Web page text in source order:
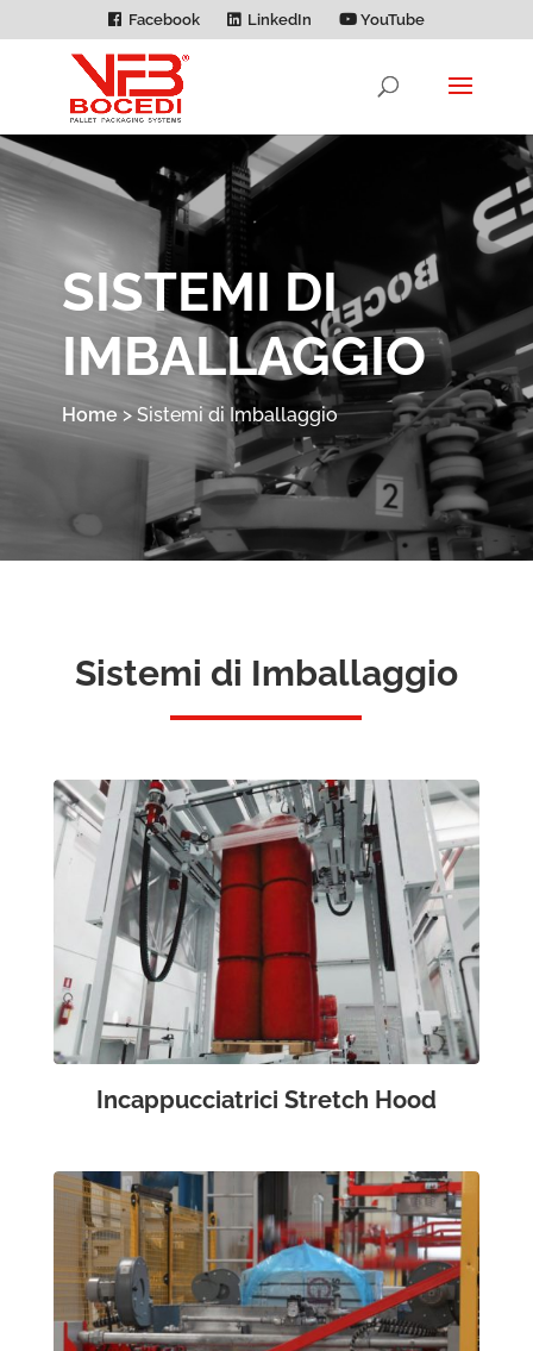
Facebook LinkedIn YouTube
SISTEMI DI
IMBALLAGGIO
Home >Sistemi di Imballaggio
Sistemi di Imballaggio
Incappucciatrici Stretch Hood